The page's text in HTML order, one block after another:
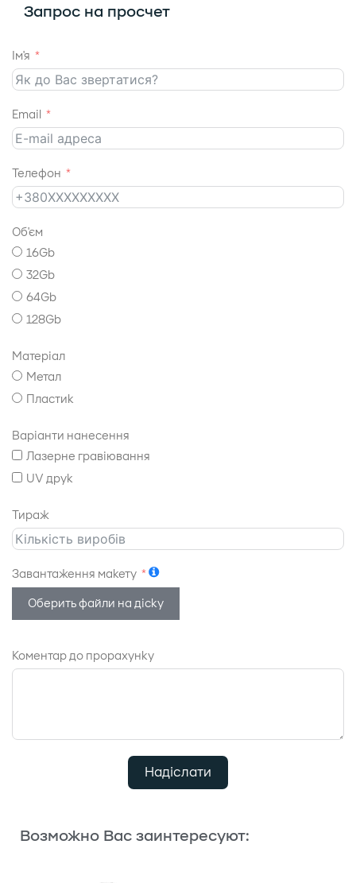
Запрос на просчет
Ім'я
Email
Телефон
Об'єм
16Gb
32Gb
64Gb
128Gb
Матеріал
Метал
Пластик
Варіанти нанесення
Лазерне гравіювання
UV друк
Тираж
Завантаження макету
Оберить файли на діску
Коментар до прорахунку
Надіслати
Возможно Вас заинтересуют: